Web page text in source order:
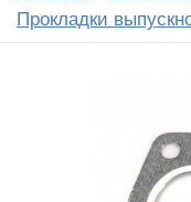
Прокладки